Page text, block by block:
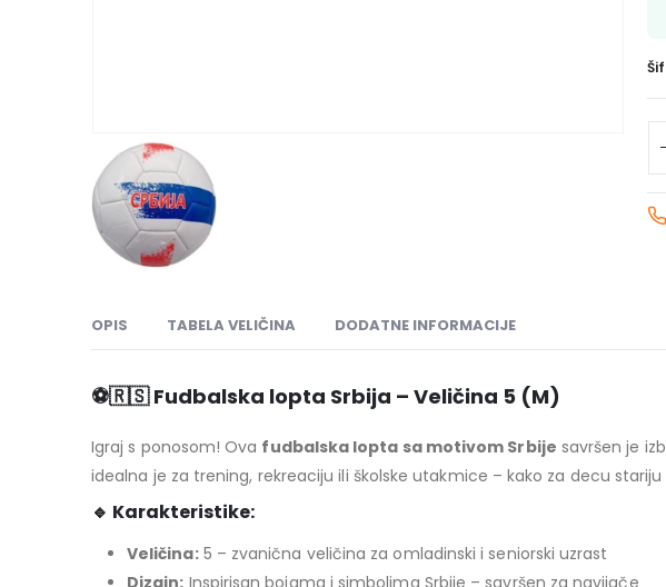
OPIS TABELA VELIČINA DODATNE INFORMACIJE
⚽🇷🇸Fudbalska lopta Srbija – Veličina 5 (M)
Igraj s ponosom! Ova fudbalska lopta sa motivom Srbije savršen je
idealna je za trening, rekreaciju ili školske utakmice – kako za decu stariju
🔹 Karakteristike:
Veličina:5 – zvanična veličina za omladinski i seniorski uzrast